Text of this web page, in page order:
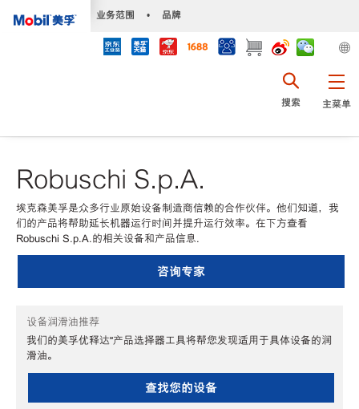
业务范围 • 品牌
主菜单
搜索
Robuschi S.p.A.
埃克森美孚是众多行业原始设备制造商信赖的合作伙伴。他们知道，我
们的产品将帮助延长机器运行时间并提升运行效率。在下方查看
Robuschi S.p.A.的相关设备和产品信息.
咨询专家
设备润滑油推荐
我们的美孚优释达℠产品选择器工具将帮您发现适用于具体设备的润
滑油。
查找您的设备